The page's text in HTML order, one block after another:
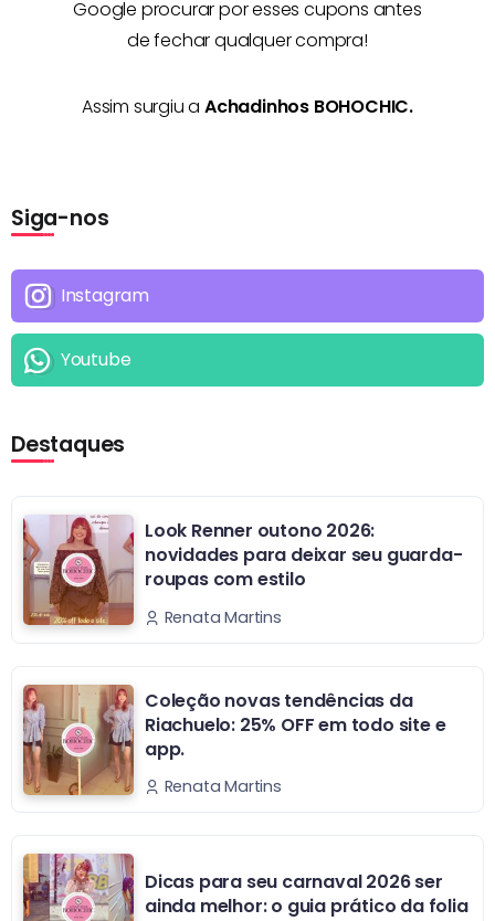
Google procurar por esses cupons antes
de fechar qualquer compra!
Assim surgiu a Achadinhos BOHOCHIC.
Siga-nos
Instagram
Youtube
Destaques
Look Renner outono 2026:
novidades para deixar seu guarda-
roupas com estilo
Renata Martins
Coleção novas tendências da
Riachuelo: 25% OFF em todo site e
app.
Renata Martins
Dicas para seu carnaval 2026 ser
ainda melhor: o guia prático da folia